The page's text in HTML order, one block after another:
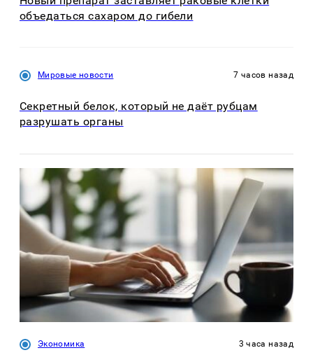
объедаться сахаром до гибели
Мировые новости 7 часов назад
Секретный белок, который не даёт рубцам
разрушать органы
Экономика 3 часа назад